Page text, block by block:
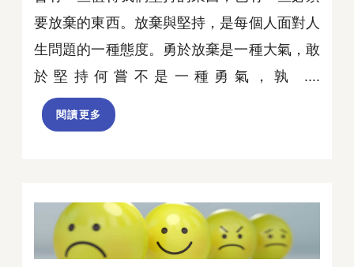
要放棄的東西。放棄與堅持，是每個人面對人
生問題的一種態度。勇於放棄是一種大氣，敢
於堅持何嘗不是一種勇氣，孰 ....
閱讀更多